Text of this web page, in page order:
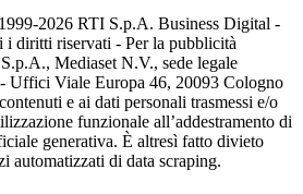
2026 RTI S.p.A. Business Digital -
i diritti riservati - Per la pubblicità
Mediaset N.V., sede legale
Uffici Viale Europa 46, 20093 Cologno
e ai dati personali trasmessi e/o
funzionale all’addestramento di
generativa. È altresì fatto divieto
automatizzati di data scraping.